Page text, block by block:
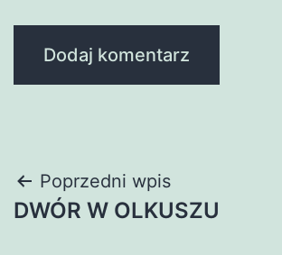
Nawigacja
wpisu
Poprzedni wpis
DWÓR W OLKUSZU